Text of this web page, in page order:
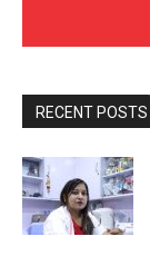
RECENT POSTS